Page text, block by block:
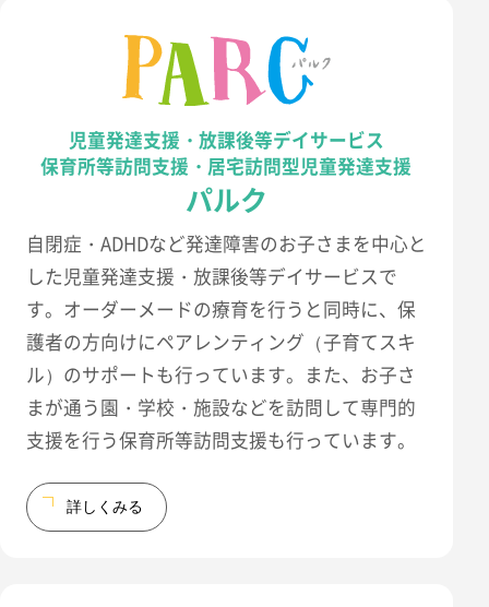
児童発達支援・放課後等デイサービス
保育所等訪問支援・居宅訪問型児童発達支援
パルク
自閉症・ADHDなど発達障害のお子さまを中心と
した児童発達支援・放課後等デイサービスで
す。オーダーメードの療育を行うと同時に、保
護者の方向けにペアレンティング（子育てスキ
ル）のサポートも行っています。また、お子さ
まが通う園・学校・施設などを訪問して専門的
支援を行う保育所等訪問支援も行っています。
詳しくみる